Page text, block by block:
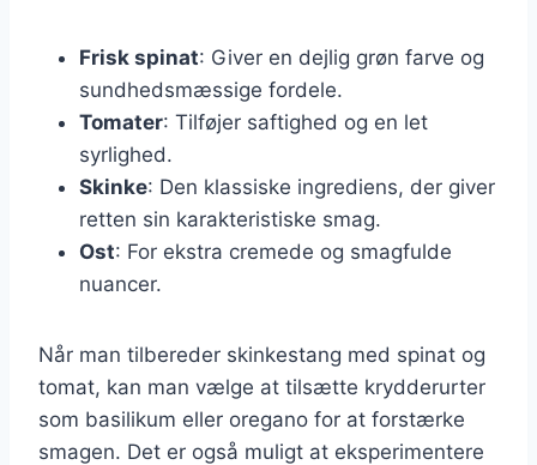
Frisk spinat: Giver en dejlig grøn farve og
sundhedsmæssige fordele.
Tomater: Tilføjer saftighed og en let
syrlighed.
Skinke: Den klassiske ingrediens, der giver
retten sin karakteristiske smag.
Ost: For ekstra cremede og smagfulde
nuancer.
Når man tilbereder skinkestang med spinat og
tomat, kan man vælge at tilsætte krydderurter
som basilikum eller oregano for at forstærke
smagen. Det er også muligt at eksperimentere